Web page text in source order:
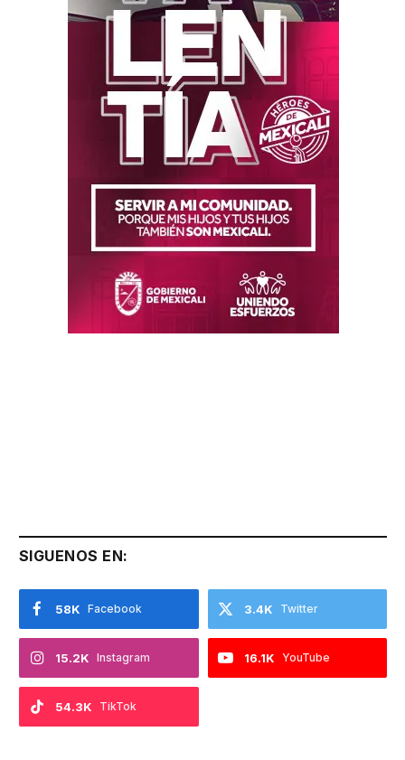
SIGUENOS EN:
Facebook
58K Twitter
3.4K
Instagram
15.2K YouTube
16.1K
TikTok
54.3K